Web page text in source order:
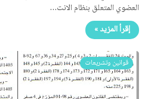
العضوي المتعلق بنظام الانت…
إقرأ المزيد »
قوانين وتشريعات